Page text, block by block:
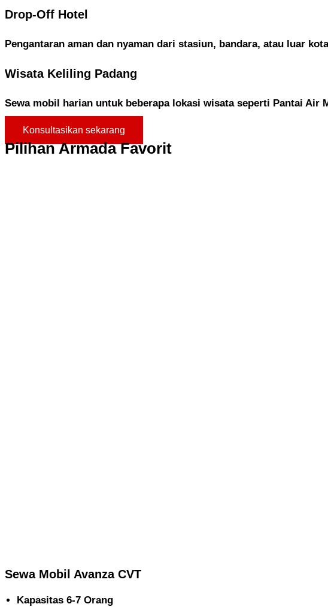
Drop-Off Hotel
Pengantaran aman dan nyaman dari stasiun, bandara, atau luar
Wisata Keliling Padang
Sewa mobil harian untuk beberapa lokasi wisata seperti Pantai Air
Konsultasikan sekarang
Pilihan Armada Favorit
Sewa Mobil Avanza CVT
Kapasitas 6-7 Orang